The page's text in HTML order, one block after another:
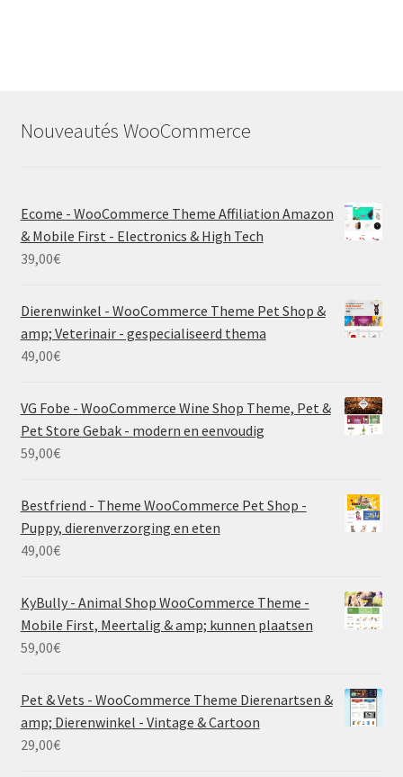
Nouveautés WooCommerce
Ecome - WooCommerce Theme Affiliation Amazon
& Mobile First - Electronics & High Tech
39,00€
Dierenwinkel - WooCommerce Theme Pet Shop &
amp; Veterinair - gespecialiseerd thema
49,00€
VG Fobe - WooCommerce Wine Shop Theme, Pet &
Pet Store Gebak - modern en eenvoudig
59,00€
Bestfriend - Theme WooCommerce Pet Shop -
Puppy, dierenverzorging en eten
49,00€
KyBully - Animal Shop WooCommerce Theme -
Mobile First, Meertalig & amp; kunnen plaatsen
59,00€
Pet & Vets - WooCommerce Theme Dierenartsen &
amp; Dierenwinkel - Vintage & Cartoon
29,00€